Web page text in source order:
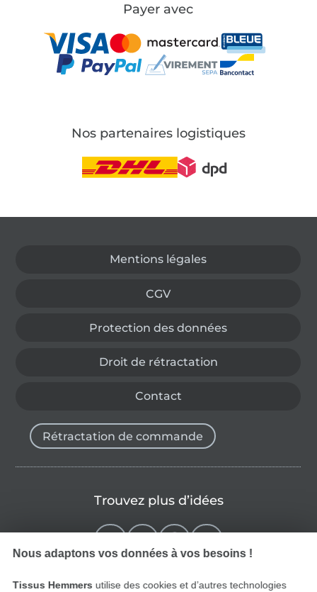
Payer avec
Nos partenaires logistiques
Mentions légales
CGV
Protection des données
Droit de rétractation
Contact
Rétractation de commande
Trouvez plus d’idées
Nous adaptons vos données à vos besoins !
Tissus Hemmers utilise des cookies et d’autres technologies